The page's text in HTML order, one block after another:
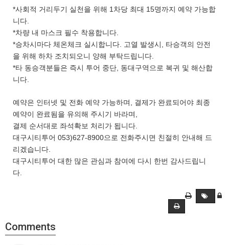
*사회적 거리두기 실천을 위해 1차당 최대 15명까지 예약 가능합
니다.
*차량 내 마스크 필수 착용합니다.
*승차시마다 체온체크 실시합니다. 고열 발생시, 타승객의 안전
을 위해 하차 조치되오니 양해 부탁드립니다.
*타 동승객분들은 즉시 투어 중단, 동대구역으로 복귀 및 해산합
니다.
예약은 인터넷 및 전화 예약 가능하며, 결제가 완료되어야 최종
예약이 완료됨을 유의해 주시기 바라며,
결제 순서대로 좌석확보 처리가 됩니다.
대구시티투어 053)627-8900으로 전화주시면 친절히 안내해 드
리겠습니다.
대구시티투어 대한 많은 관심과 참여에 다시 한번 감사드립니
다.
Comments